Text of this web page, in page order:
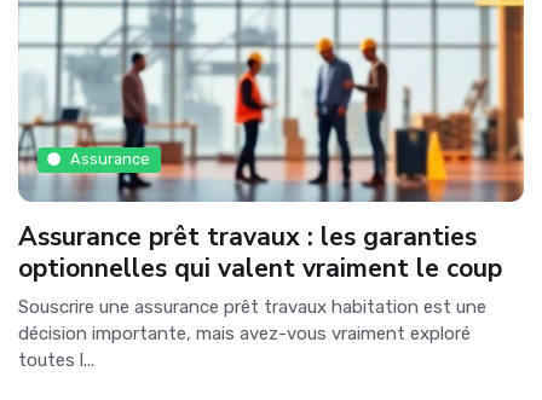
Assurance
Assurance prêt travaux : les garanties
optionnelles qui valent vraiment le coup
Souscrire une assurance prêt travaux habitation est une
décision importante, mais avez-vous vraiment exploré
toutes l...